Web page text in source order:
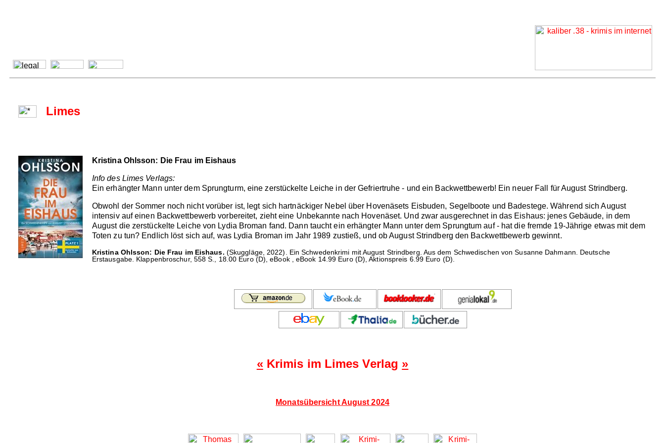
Limes
Kristina Ohlsson: Die Frau im Eishaus
Info des Limes Verlags:
Ein erhängter Mann unter dem Sprungturm, eine zerstückelte Leiche in der Gefriertruhe - und ein Backwettbewerb! Ein neuer Fall für August Strindberg.
Obwohl der Sommer noch nicht vorüber ist, legt sich hartnäckiger Nebel über Hovenäsets Eisbuden, Segelboote und Badestege. Während sich August
intensiv auf einen Backwettbewerb vorbereitet, zieht eine Unbekannte nach Hovenäset. Und zwar ausgerechnet in das Eishaus: jenes Gebäude, in dem
August die zerstückelte Leiche von Lydia Broman fand. Dann taucht ein erhängter Mann unter dem Sprungtum auf - hat die fremde 19-Jährige etwas mit dem
Toten zu tun? Endlich löst sich auf, was Lydia Broman im Jahr 1989 zustieß, und ob August Strindberg den Backwettbewerb gewinnt.
Kristina Ohlsson: Die Frau im Eishaus. (Skuggläge, 2022). Ein Schwedenkrimi mit August Strindberg. Aus dem Schwedischen von Susanne Dahmann. Deutsche
Erstausgabe. Klappenbroschur, 558 S., 18.00 Euro (D), eBook , eBook 14.99 Euro (D), Aktionspreis 6.99 Euro (D).
«Krimis im Limes Verlag »
Monatsübersicht August 2024